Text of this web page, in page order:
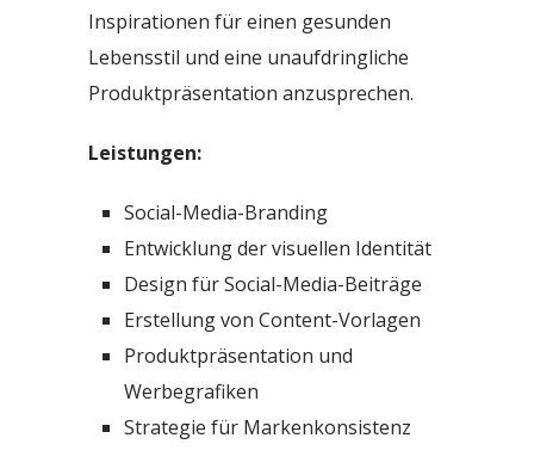
Inspirationen für einen gesunden
Lebensstil und eine unaufdringliche
Produktpräsentation anzusprechen.
Leistungen:
Social-Media-Branding
Entwicklung der visuellen Identität
Design für Social-Media-Beiträge
Erstellung von Content-Vorlagen
Produktpräsentation und
Werbegrafiken
Strategie für Markenkonsistenz